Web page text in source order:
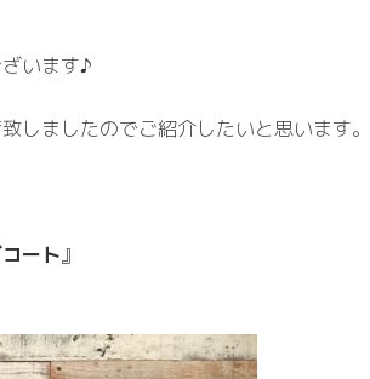
います♪
しましたのでご紹介したいと思います。
ート』